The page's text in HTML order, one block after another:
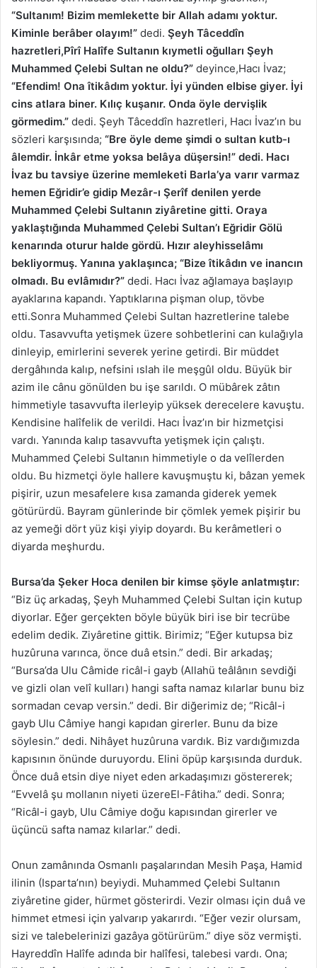
“Sultanım! Bizim memlekette bir Allah adamı yoktur.
Kiminle berâber olayım!” dedi. Şeyh Tâceddîn
hazretleri,Pîrî Halîfe Sultanın kıymetli oğulları Şeyh
Muhammed Çelebi Sultan ne oldu?” deyince,Hacı İvaz;
“Efendim! Ona îtikâdım yoktur. İyi yünden elbise giyer. İyi
cins atlara biner. Kılıç kuşanır. Onda öyle dervişlik
görmedim.” dedi. Şeyh Tâceddîn hazretleri, Hacı İvaz’ın bu
sözleri karşısında; “Bre öyle deme şimdi o sultan kutb-ı
âlemdir. İnkâr etme yoksa belâya düşersin!” dedi. Hacı
İvaz bu tavsiye üzerine memleketi Barla’ya varır varmaz
hemen Eğridir’e gidip Mezâr-ı Şerîf denilen yerde
Muhammed Çelebi Sultanın ziyâretine gitti. Oraya
yaklaştığında Muhammed Çelebi Sultan’ı Eğridir Gölü
kenarında oturur halde gördü. Hızır aleyhisselâmı
bekliyormuş. Yanına yaklaşınca; “Bize îtikâdın ve inancın
olmadı. Bu evlâmıdır?” dedi. Hacı İvaz ağlamaya başlayıp
ayaklarına kapandı. Yaptıklarına pişman olup, tövbe
etti.Sonra Muhammed Çelebi Sultan hazretlerine talebe
oldu. Tasavvufta yetişmek üzere sohbetlerini can kulağıyla
dinleyip, emirlerini severek yerine getirdi. Bir müddet
dergâhında kalıp, nefsini ıslah ile meşgûl oldu. Büyük bir
azim ile cânu gönülden bu işe sarıldı. O mübârek zâtın
himmetiyle tasavvufta ilerleyip yüksek derecelere kavuştu.
Kendisine halîfelik de verildi. Hacı İvaz’ın bir hizmetçisi
vardı. Yanında kalıp tasavvufta yetişmek için çalıştı.
Muhammed Çelebi Sultanın himmetiyle o da velîlerden
oldu. Bu hizmetçi öyle hallere kavuşmuştu ki, bâzan yemek
pişirir, uzun mesafelere kısa zamanda giderek yemek
götürürdü. Bayram günlerinde bir çömlek yemek pişirir bu
az yemeği dört yüz kişi yiyip doyardı. Bu kerâmetleri o
diyarda meşhurdu.
Bursa’da Şeker Hoca denilen bir kimse şöyle anlatmıştır:
“Biz üç arkadaş, Şeyh Muhammed Çelebi Sultan için kutup
diyorlar. Eğer gerçekten böyle büyük biri ise bir tecrübe
edelim dedik. Ziyâretine gittik. Birimiz; “Eğer kutupsa biz
huzûruna varınca, önce duâ etsin.” dedi. Bir arkadaş;
“Bursa’da Ulu Câmide ricâl-i gayb (Allahü teâlânın sevdiği
ve gizli olan velî kulları) hangi safta namaz kılarlar bunu biz
sormadan cevap versin.” dedi. Bir diğerimiz de; “Ricâl-i
gayb Ulu Câmiye hangi kapıdan girerler. Bunu da bize
söylesin.” dedi. Nihâyet huzûruna vardık. Biz vardığımızda
kapısının önünde duruyordu. Elini öpüp karşısında durduk.
Önce duâ etsin diye niyet eden arkadaşımızı göstererek;
“Evvelâ şu mollanın niyeti üzereEl-Fâtiha.” dedi. Sonra;
“Ricâl-i gayb, Ulu Câmiye doğu kapısından girerler ve
üçüncü safta namaz kılarlar.” dedi.
Onun zamânında Osmanlı paşalarından Mesih Paşa, Hamid
ilinin (Isparta’nın) beyiydi. Muhammed Çelebi Sultanın
ziyâretine gider, hürmet gösterirdi. Vezir olması için duâ ve
himmet etmesi için yalvarıp yakarırdı. “Eğer vezir olursam,
sizi ve talebelerinizi gazâya götürürüm.” diye söz vermişti.
Hayreddîn Halîfe adında bir halîfesi, talebesi vardı. Ona;